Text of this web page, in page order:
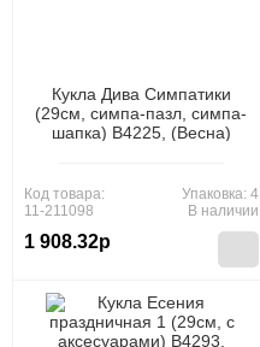
Кукла Дива Симпатики
(29см, симпа-пазл, симпа-
шапка) В4225, (Весна)
Код товара:
11-211098
1 908.32р
Упаковка: 4
В наличии